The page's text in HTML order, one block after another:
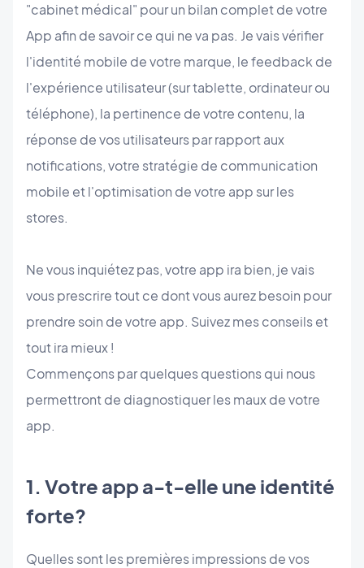
"cabinet médical" pour un bilan complet de votre
App afin de savoir ce qui ne va pas. Je vais vérifier
l'identité mobile de votre marque, le feedback de
l'expérience utilisateur (sur tablette, ordinateur ou
téléphone), la pertinence de votre contenu, la
réponse de vos utilisateurs par rapport aux
notifications, votre stratégie de communication
mobile et l'optimisation de votre app sur les
stores.
Ne vous inquiétez pas, votre app ira bien, je vais
vous prescrire tout ce dont vous aurez besoin pour
prendre soin de votre app. Suivez mes conseils et
tout ira mieux !
Commençons par quelques questions qui nous
permettront de diagnostiquer les maux de votre
app.
1. Votre app a-t-elle une identité
forte?
Quelles sont les premières impressions de vos